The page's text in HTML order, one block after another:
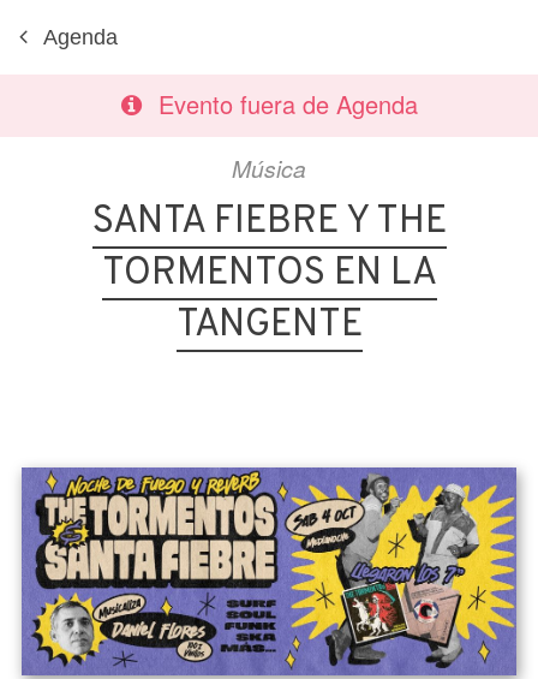
Agenda
Evento fuera de Agenda
Música
SANTA FIEBRE Y THE
TORMENTOS EN LA
TANGENTE